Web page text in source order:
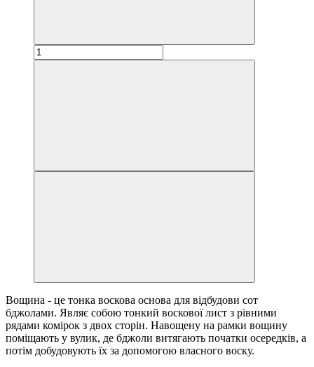
Вощина - це тонка воскова основа для відбудови сот
бджолами. Являє собою тонкий воскової лист з рівними
рядами комірок з двох сторін. Навощену на рамки вощину
поміщають у вулик, де бджоли витягають початки осередків, а
потім добудовують їх за допомогою власного воску.